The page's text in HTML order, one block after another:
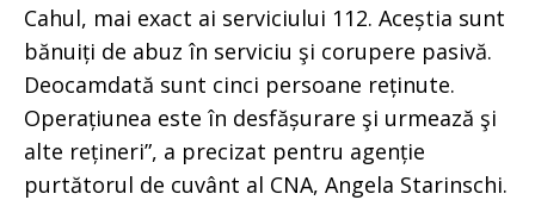
Cahul, mai exact ai serviciului 112. Aceștia sunt
bănuiți de abuz în serviciu şi corupere pasivă.
Deocamdată sunt cinci persoane reținute.
Operațiunea este în desfășurare şi urmează şi
alte rețineri”, a precizat pentru agenție
purtătorul de cuvânt al CNA, Angela Starinschi.